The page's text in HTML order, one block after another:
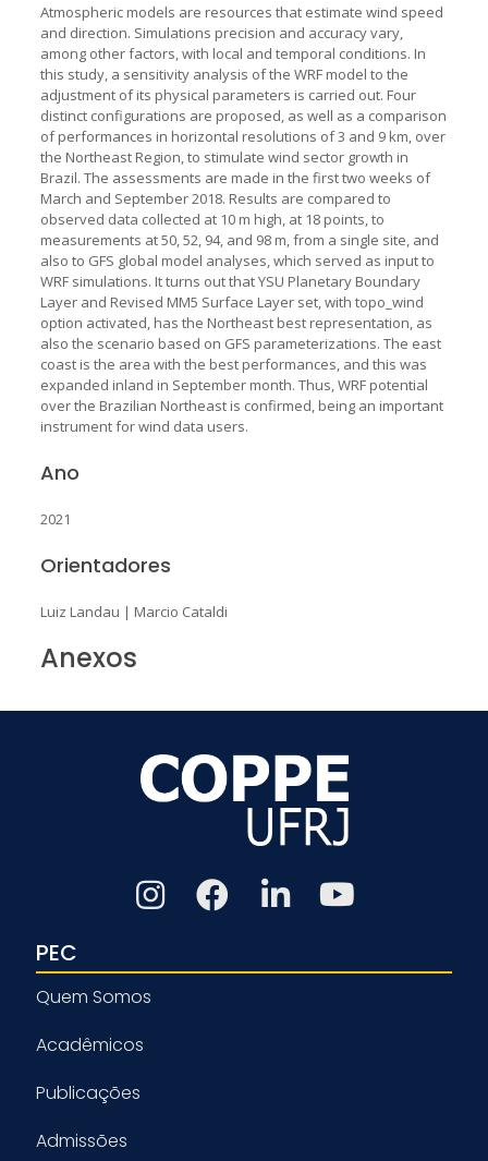
Atmospheric models are resources that estimate wind speed
and direction. Simulations precision and accuracy vary,
among other factors, with local and temporal conditions. In
this study, a sensitivity analysis of the WRF model to the
adjustment of its physical parameters is carried out. Four
distinct configurations are proposed, as well as a comparison
of performances in horizontal resolutions of 3 and 9 km, over
the Northeast Region, to stimulate wind sector growth in
Brazil. The assessments are made in the first two weeks of
March and September 2018. Results are compared to
observed data collected at 10 m high, at 18 points, to
measurements at 50, 52, 94, and 98 m, from a single site, and
also to GFS global model analyses, which served as input to
WRF simulations. It turns out that YSU Planetary Boundary
Layer and Revised MM5 Surface Layer set, with topo_wind
option activated, has the Northeast best representation, as
also the scenario based on GFS parameterizations. The east
coast is the area with the best performances, and this was
expanded inland in September month. Thus, WRF potential
over the Brazilian Northeast is confirmed, being an important
instrument for wind data users.
Ano
2021
Orientadores
Luiz Landau | Marcio Cataldi
Anexos
PEC
Quem Somos
Acadêmicos
Publicações
Admissões